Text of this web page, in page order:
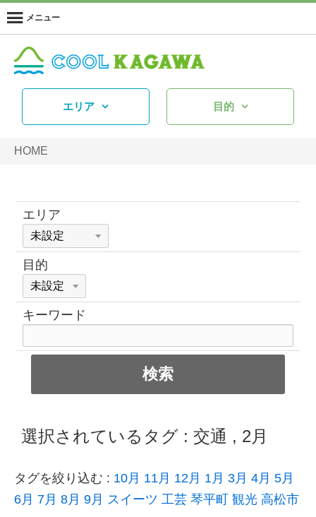
メニュー
エリア 目的
HOME
エリア
目的
キーワード
選択されているタグ : 交通 , 2月
タグを絞り込む : 10月 11月 12月 1月 3月 4月 5月
6月 7月 8月 9月 スイーツ 工芸 琴平町 観光 高松市